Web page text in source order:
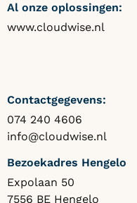
Al onze oplossingen:
www.cloudwise.nl
Contactgegevens:
074 240 4606
info@cloudwise.nl
Bezoekadres Hengelo
Expolaan 50
7556 BE Hengelo